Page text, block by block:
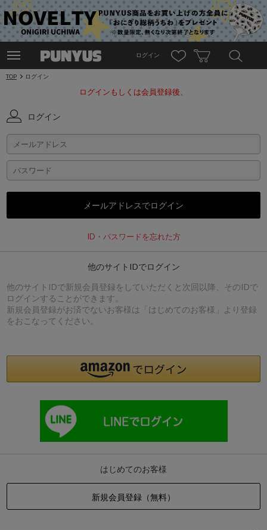
ログイン
TOP ログイン
ログインもしくは会員登録後、
ログイン
ID・パスワードを忘れた方
他のサイトIDでログイン
他のサイトIDで新規会員登録をしていただくと次回以降、そのIDで
ログインすることができます。
新規会員登録がお済でないお客様は「はじめてのお客様」より登録
をおこなってください。
はじめてのお客様